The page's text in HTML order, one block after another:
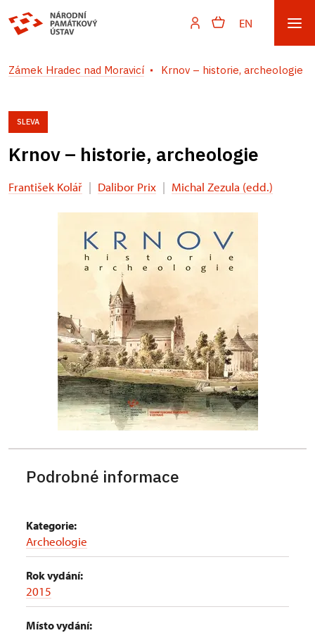
EN
Zámek Hradec nad Moravicí Krnov – historie, archeologie
SLEVA
Krnov – historie, archeologie
František Kolář | Dalibor Prix | Michal Zezula (edd.)
Podrobné informace
Kategorie:
Archeologie
Rok vydání:
2015
Místo vydání: